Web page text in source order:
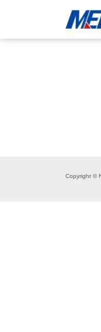
Copyright ©